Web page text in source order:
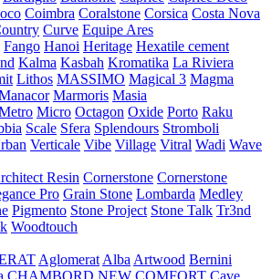
Coimbra Coralstone Corsica Costa Nova
Curve Equipe Ares
Fango Hanoi Heritage Hexatile cement
Kalma Kasbah Kromatika La Riviera
Lithos MASSIMO Magical 3 Magma
Marmoris Masia
Micro Octagon Oxide Porto Raku
Scale Sfera Splendours Stromboli
Verticale Vibe Village Vitral Wadi Wave
Resin Cornerstone Cornerstone
Pro Grain Stone Lombarda Medley
Pigmento Stone Project Stone Talk Tr3nd
Woodtouch
Aglomerat Alba Artwood Bernini